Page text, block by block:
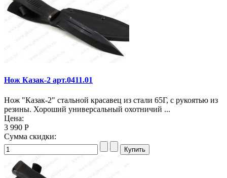
Нож Казак-2 арт.0411.01
Нож "Казак-2" стальной красавец из стали 65Г, с рукоятью из
резины. Хороший универсальный охотничий ...
Цена:
3 990 Р
Сумма скидки: